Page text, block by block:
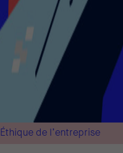
Éthique de l’entreprise